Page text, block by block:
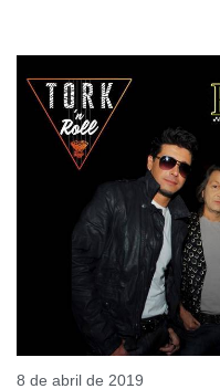
8 de abril de 2019